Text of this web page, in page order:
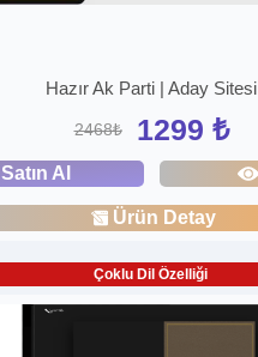
Hazır Ak Parti | Aday Sitesi
2468₺ 1299 ₺
Satın Al
Ürün Detay
Çoklu Dil Özelliği